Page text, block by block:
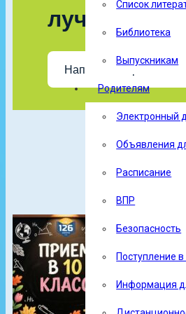
Список
Библиотека
Выпускникам
Родителям
Электронный
Объявления
Расписание
ВПР
Безопасность
Поступление
Информация
лучше?
Написать о проблеме